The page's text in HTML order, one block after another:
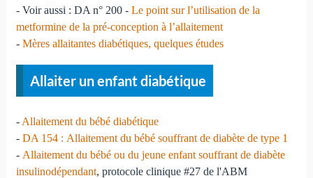
- Voir aussi : DA n° 200 - Le point sur l’utilisation de la
metformine de la pré-conception à l’allaitement
- Mères allaitantes diabétiques, quelques études
Allaiter un enfant diabétique
- Allaitement du bébé diabétique
- DA 154 : Allaitement du bébé souffrant de diabète de type 1
- Allaitement du bébé ou du jeune enfant souffrant de diabète
insulinodépendant, protocole clinique #27 de l'ABM